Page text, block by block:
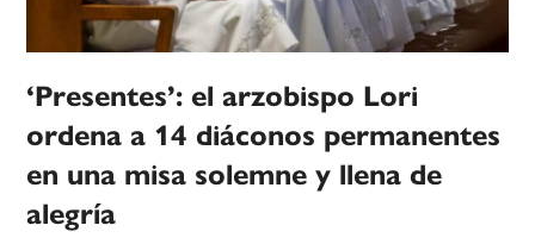
‘Presentes’: el arzobispo Lori
ordena a 14 diáconos permanentes
en una misa solemne y llena de
alegría